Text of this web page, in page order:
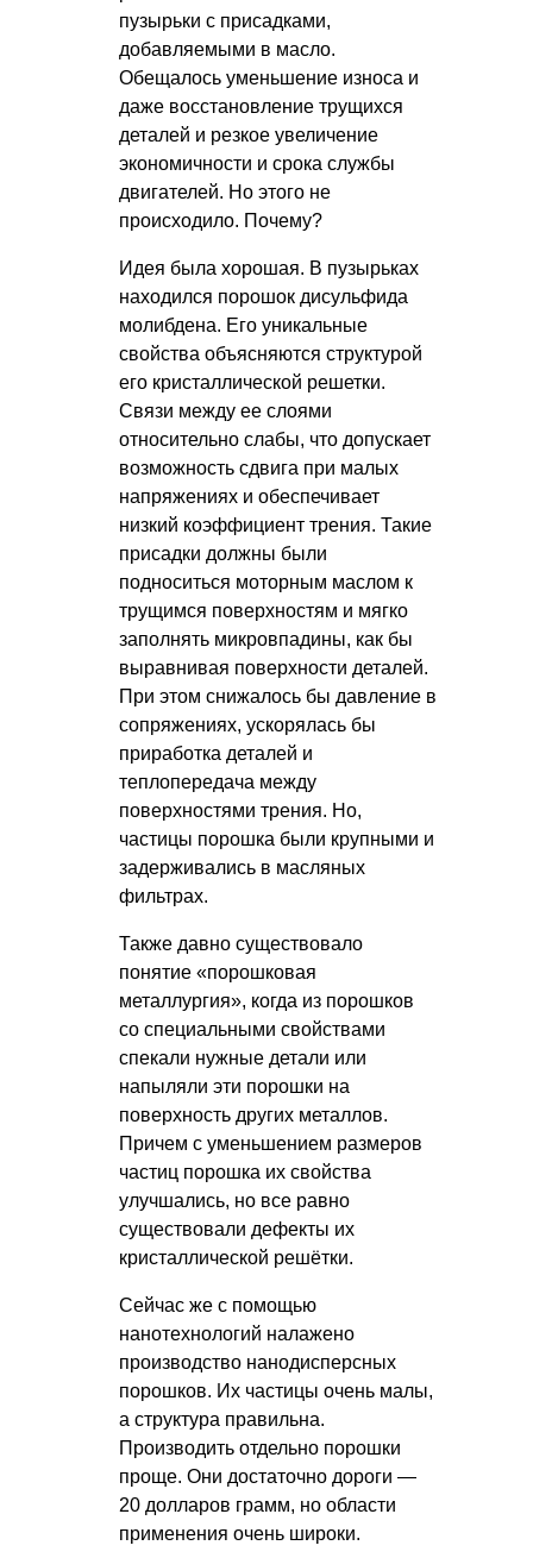
пузырьки с присадками,
добавляемыми в масло.
Обещалось уменьшение износа и
даже восстановление трущихся
деталей и резкое увеличение
экономичности и срока службы
двигателей. Но этого не
происходило. Почему?
Идея была хорошая. В пузырьках
находился порошок дисульфида
молибдена. Его уникальные
свойства объясняются структурой
его кристаллической решетки.
Связи между ее слоями
относительно слабы, что допускает
возможность сдвига при малых
напряжениях и обеспечивает
низкий коэффициент трения. Такие
присадки должны были
подноситься моторным маслом к
трущимся поверхностям и мягко
заполнять микровпадины, как бы
выравнивая поверхности деталей.
При этом снижалось бы давление в
сопряжениях, ускорялась бы
приработка деталей и
теплопередача между
поверхностями трения. Но,
частицы порошка были крупными и
задерживались в масляных
фильтрах.
Также давно существовало
понятие «порошковая
металлургия», когда из порошков
со специальными свойствами
спекали нужные детали или
напыляли эти порошки на
поверхность других металлов.
Причем с уменьшением размеров
частиц порошка их свойства
улучшались, но все равно
существовали дефекты их
кристаллической решётки.
Сейчас же с помощью
нанотехнологий налажено
производство нанодисперсных
порошков. Их частицы очень малы,
а структура правильна.
Производить отдельно порошки
проще. Они достаточно дороги —
20 долларов грамм, но области
применения очень широки.